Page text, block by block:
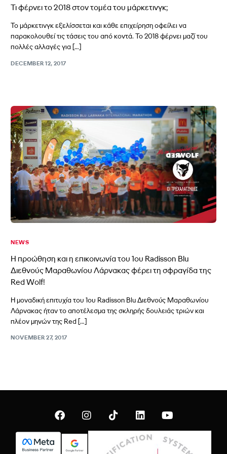
Τι φέρνει το 2018 στον τομέα του μάρκετινγκ;
Το μάρκετινγκ εξελίσσεται και κάθε επιχείρηση οφείλει να
παρακολουθεί τις τάσεις του από κοντά. Το 2018 φέρνει μαζί του
πολλές αλλαγές για […]
DECEMBER 12, 2017
NEWS
Η προώθηση και η επικοινωνία του 1ου Radisson Blu
Διεθνούς Μαραθωνίου Λάρνακας φέρει τη σφραγίδα της
Red Wolf!
Η μοναδική επιτυχία του 1ου Radisson Blu Διεθνούς Μαραθωνίου
Λάρνακας ήταν το αποτέλεσμα της σκληρής δουλειάς τριών και
πλέον μηνών της Red […]
NOVEMBER 27, 2017